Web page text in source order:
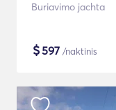
Buriavimo jachta
$597 /naktinis